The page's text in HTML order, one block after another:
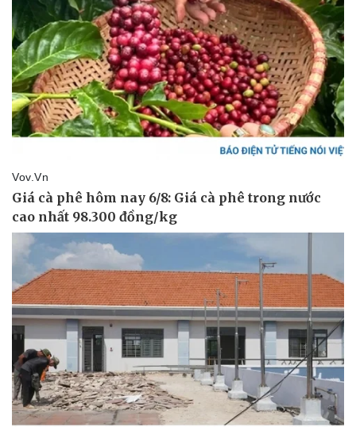
Thể thao
Bóng đá
Thế giới thể thao
eSports
Hậu trường
Ô tô - Xe máy
Ô tô
Xe máy